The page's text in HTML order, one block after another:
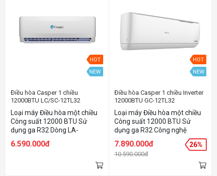
HOT
NEW
Điều hòa Casper 1 chiều
12000BTU LC/SC-12TL32
Loại máy Điều hòa một chiều
Công suất 12000 BTU Sử
dụng ga R32 Dòng LA-
Thiết kế đẹp sang trọng, làm
6.590.000đ
HOT
NEW
Điều hòa Casper 1 chiều Inverter
12000BTU GC-12TL32
Loại máy Điều hòa một chiều
Công suất 12000 BTU Sử
dụng ga R32 Công nghệ
Inverter Chức năng Smart Wifi
Chức năng IFeel cảm biến
nhiệt
7.890.000đ
10.590.000đ
26%